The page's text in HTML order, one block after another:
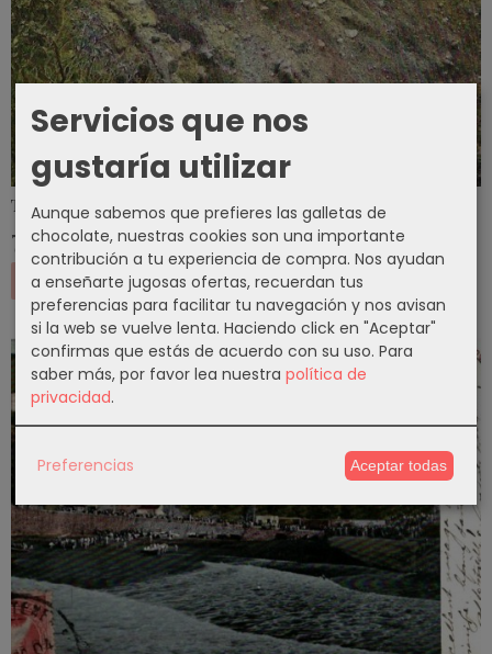
TARJETA POSTAL- CUMBRECITA - LA...
7,21 €
Añadir a Carrito
Servicios que nos
gustaría utilizar
Aunque sabemos que prefieres las galletas de
chocolate, nuestras cookies son una importante
contribución a tu experiencia de compra. Nos ayudan
a enseñarte jugosas ofertas, recuerdan tus
preferencias para facilitar tu navegación y nos avisan
si la web se vuelve lenta. Haciendo click en "Aceptar"
confirmas que estás de acuerdo con su uso. Para
saber más, por favor lea nuestra política de
privacidad.
Preferencias Aceptar todas